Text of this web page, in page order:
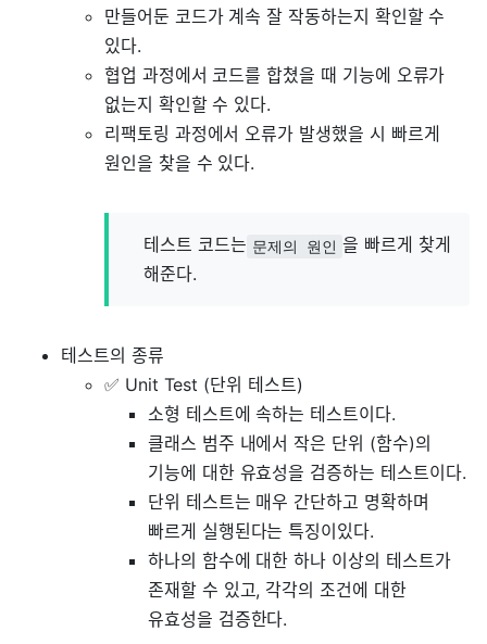
만들어둔 코드가 계속 잘 작동하는지 확인할 수
있다.
협업 과정에서 코드를 합쳤을 때 기능에 오류가
없는지 확인할 수 있다.
리팩토링 과정에서 오류가 발생했을 시 빠르게
원인을 찾을 수 있다.
테스트 코드는 문제의 원인 을 빠르게 찾게
해준다.
테스트의 종류
✅ Unit Test (단위 테스트)
소형 테스트에 속하는 테스트이다.
클래스 범주 내에서 작은 단위 (함수)의
기능에 대한 유효성을 검증하는 테스트이다.
단위 테스트는 매우 간단하고 명확하며
빠르게 실행된다는 특징이있다.
하나의 함수에 대한 하나 이상의 테스트가
존재할 수 있고, 각각의 조건에 대한
유효성을 검증한다.